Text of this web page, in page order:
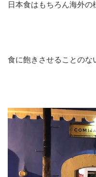
日本食はもちろん海外
食に飽きさせることのな